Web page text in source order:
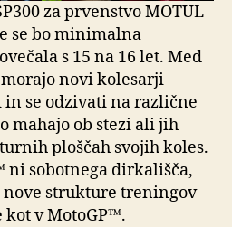
za prvenstvo MOTUL
se bo minimalna
s 15 na 16 let. Med
novi kolesarji
se odzivati ​​na različne
mahajo ob stezi ali jih
ploščah svojih koles.
sobotnega dirkališča,
nove strukture treningov
v MotoGP™.